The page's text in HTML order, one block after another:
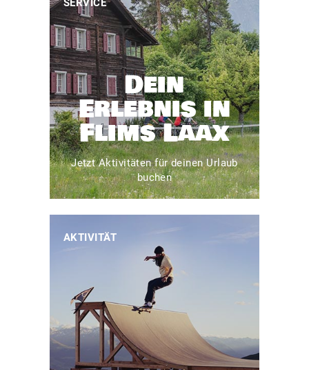
SERVICE
Dein
Erlebnis in
Flims Laax
Jetzt Aktivitäten für deinen Urlaub
buchen
AKTIVITÄT